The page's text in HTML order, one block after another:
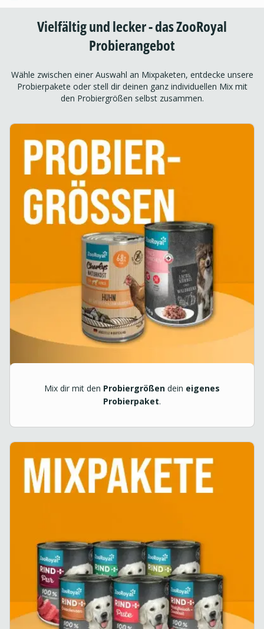
Vielfältig und lecker - das ZooRoyal
Probierangebot
Wähle zwischen einer Auswahl an Mixpaketen, entdecke unsere
Probierpakete oder stell dir deinen ganz individuellen Mix mit
den Probiergrößen selbst zusammen.
Mix dir mit den Probiergrößen dein eigenes
Probierpaket.